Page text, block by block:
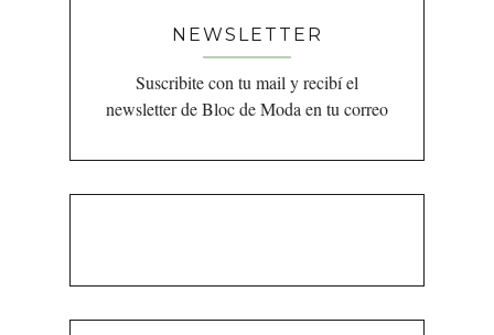
NEWSLETTER
Suscribite con tu mail y recibí el
newsletter de Bloc de Moda en tu correo